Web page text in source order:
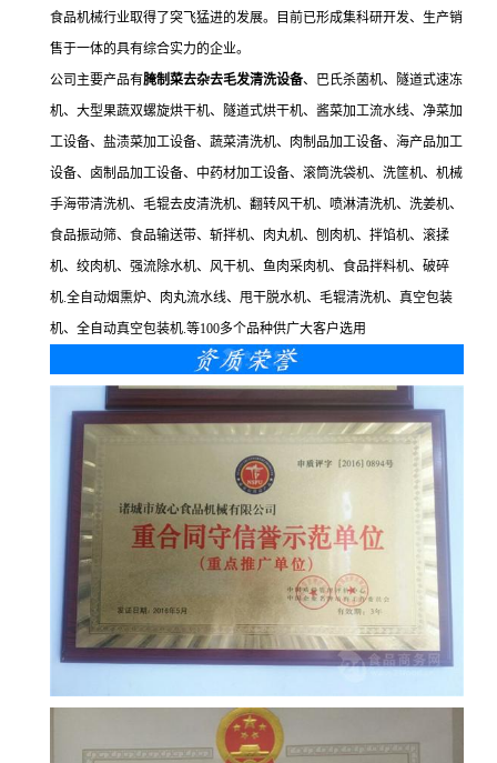
食品机械行业取得了突飞猛进的发展。目前已形成集科研开发、生产销
售于一体的具有综合实力的企业。
公司主要产品有腌制菜去杂去毛发清洗设备、巴氏杀菌机、隧道式速冻
机、大型果蔬双螺旋烘干机、隧道式烘干机、酱菜加工流水线、净菜加
工设备、盐渍菜加工设备、蔬菜清洗机、肉制品加工设备、海产品加工
设备、卤制品加工设备、中药材加工设备、滚筒洗袋机、洗筐机、机械
手海带清洗机、毛辊去皮清洗机、翻转风干机、喷淋清洗机、洗姜机、
食品振动筛、食品输送带、斩拌机、肉丸机、刨肉机、拌馅机、滚揉
机、绞肉机、强流除水机、风干机、鱼肉采肉机、食品拌料机、破碎
机.全自动烟熏炉、肉丸流水线、甩干脱水机、毛辊清洗机、真空包装
机、全自动真空包装机.等100多个品种供广大客户选用